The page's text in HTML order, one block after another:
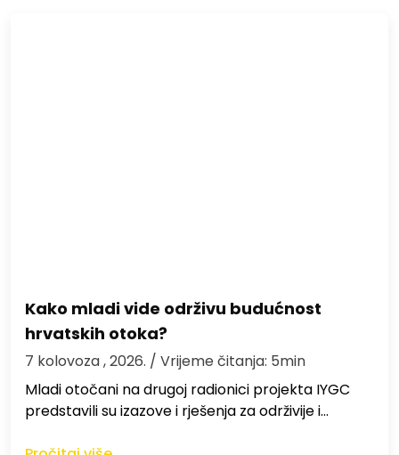
Kako mladi vide održivu budućnost
hrvatskih otoka?
7 kolovoza , 2026. / Vrijeme čitanja: 5min
Mladi otočani na drugoj radionici projekta IYGC
predstavili su izazove i rješenja za održivije i…